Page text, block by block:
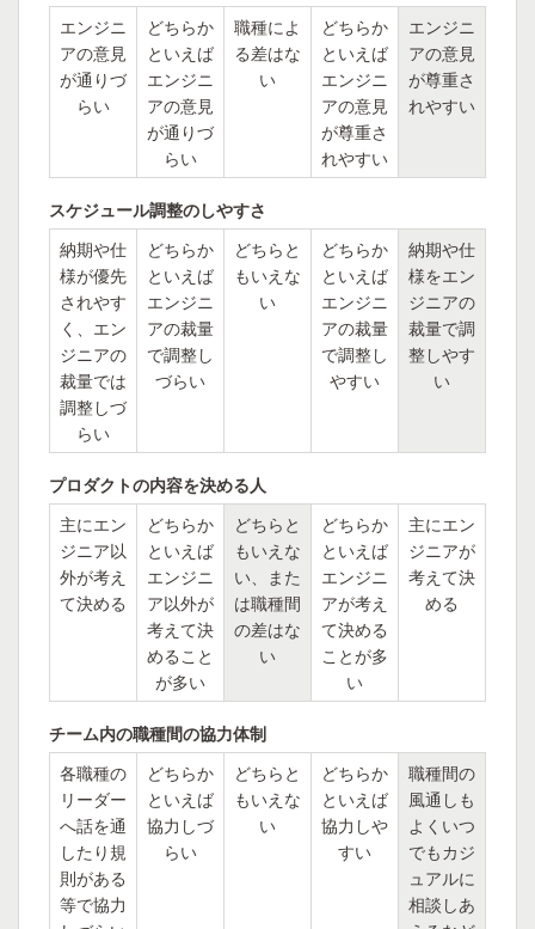
エンジニ
アの意見
が通りづ
らい
どちらか
といえば
エンジニ
アの意見
が通りづ
らい
職種によ
る差はな
い
どちらか
といえば
エンジニ
アの意見
が尊重さ
れやすい
エンジニ
アの意見
が尊重さ
れやすい
スケジュール調整のしやすさ
納期や仕
様が優先
されやす
く、エン
ジニアの
裁量では
調整しづ
らい
どちらか
といえば
エンジニ
アの裁量
で調整し
づらい
どちらと
もいえな
い
どちらか
といえば
エンジニ
アの裁量
で調整し
やすい
納期や仕
様をエン
ジニアの
裁量で調
整しやす
い
プロダクトの内容を決める人
主にエン
ジニア以
外が考え
て決める
どちらか
といえば
エンジニ
ア以外が
考えて決
めること
が多い
どちらと
もいえな
い、また
は職種間
の差はな
い
どちらか
といえば
エンジニ
アが考え
て決める
ことが多
い
主にエン
ジニアが
考えて決
める
チーム内の職種間の協力体制
各職種の
リーダー
へ話を通
したり規
則がある
等で協力
どちらか
といえば
協力しづ
らい
どちらと
もいえな
い
どちらか
といえば
協力しや
すい
職種間の
風通しも
よくいつ
でもカジ
ュアルに
相談しあ